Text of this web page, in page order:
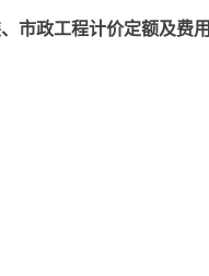
市政工程计价定额及费用